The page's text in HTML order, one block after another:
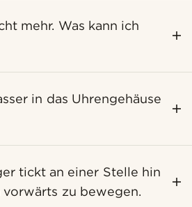
mehr. Was kann ich
in das Uhrengehäuse
tickt an einer Stelle hin
vorwärts zu bewegen.